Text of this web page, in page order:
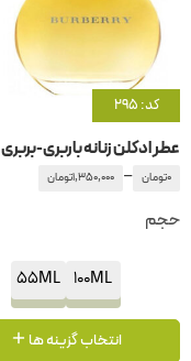
کد: 295
عطر ادکلن زنانه باربری-بربری
0تومان –
1,350,000تومان
حجم
100ML
55ML
انتخاب گزینه ها